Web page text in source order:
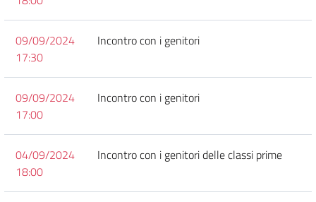
09/09/2024
17:30
Incontro con i genitori
09/09/2024
17:00
Incontro con i genitori
04/09/2024
18:00
Incontro con i genitori delle classi prime